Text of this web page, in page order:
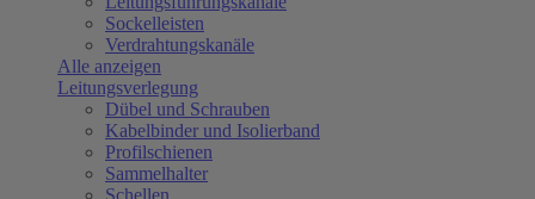
Sockelleisten
Verdrahtungskanäle
Alle anzeigen
Leitungsverlegung
Dübel und Schrauben
Kabelbinder und Isolierband
Profilschienen
Sammelhalter